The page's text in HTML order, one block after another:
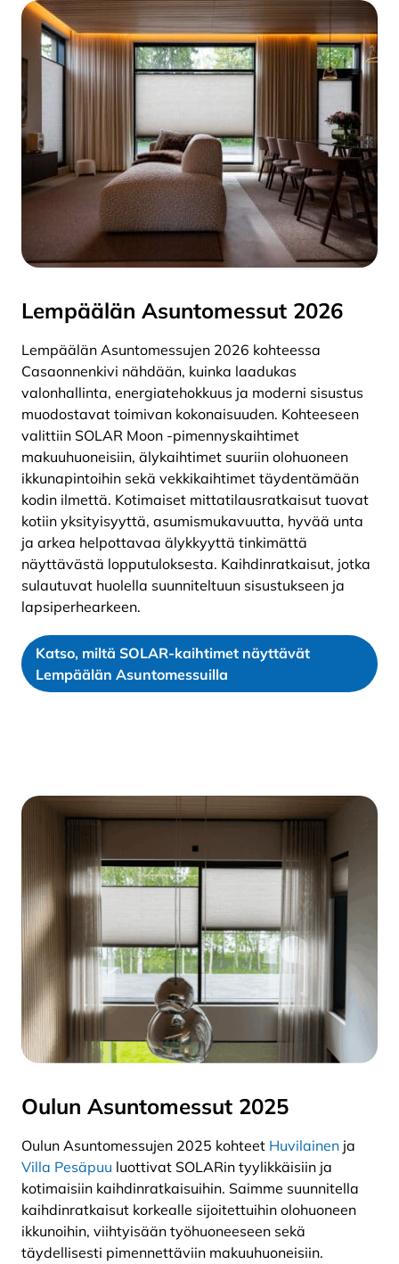
Lempäälän Asuntomessut 2026
Lempäälän Asuntomessujen 2026 kohteessa
Casaonnenkivi nähdään, kuinka laadukas
valonhallinta, energiatehokkuus ja moderni sisustus
muodostavat toimivan kokonaisuuden. Kohteeseen
valittiin SOLAR Moon -pimennyskaihtimet
makuuhuoneisiin, älykaihtimet suuriin olohuoneen
ikkunapintoihin sekä vekkikaihtimet täydentämään
kodin ilmettä. Kotimaiset mittatilausratkaisut tuovat
kotiin yksityisyyttä, asumismukavuutta, hyvää unta
ja arkea helpottavaa älykkyyttä tinkimättä
näyttävästä lopputuloksesta. Kaihdinratkaisut, jotka
sulautuvat huolella suunniteltuun sisustukseen ja
lapsiperhearkeen.
Katso, miltä SOLAR-kaihtimet näyttävät
Lempäälän Asuntomessuilla
Oulun Asuntomessut 2025
Oulun Asuntomessujen 2025 kohteet Huvilainen ja
Villa Pesäpuu luottivat SOLARin tyylikkäisiin ja
kotimaisiin kaihdinratkaisuihin. Saimme suunnitella
kaihdinratkaisut korkealle sijoitettuihin olohuoneen
ikkunoihin, viihtyisään työhuoneeseen sekä
täydellisesti pimennettäviin makuuhuoneisiin.